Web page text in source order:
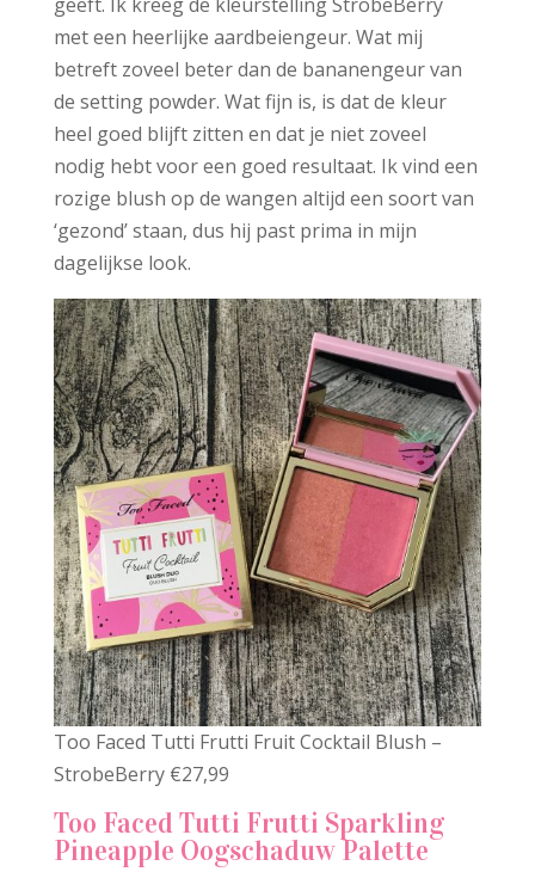
met een heerlijke aardbeiengeur. Wat mij
betreft zoveel beter dan de bananengeur van
de setting powder. Wat fijn is, is dat de kleur
heel goed blijft zitten en dat je niet zoveel
nodig hebt voor een goed resultaat. Ik vind een
rozige blush op de wangen altijd een soort van
‘gezond’ staan, dus hij past prima in mijn
dagelijkse look.
Too Faced Tutti Frutti Fruit Cocktail Blush –
StrobeBerry €27,99
Too Faced Tutti Frutti Sparkling
Pineapple Oogschaduw Palette